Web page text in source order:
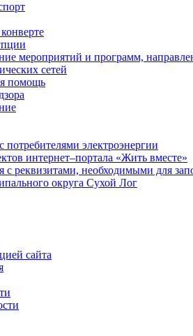
мероприятий и программ,
сетей
помощь
потребителями электроэнергии
интернет–портала «Жить вместе»
с реквизитами, необходимыми для
округа Сухой Лог
сайта